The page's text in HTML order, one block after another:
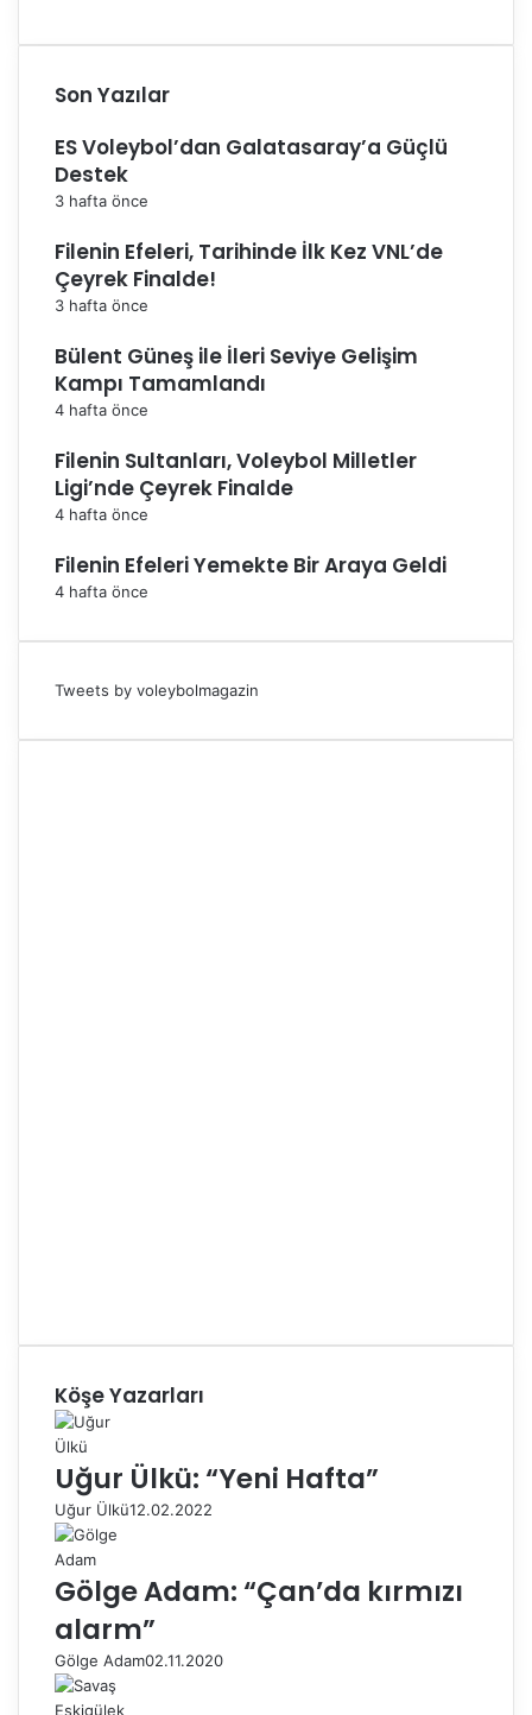
t
Son Yazılar
ES Voleybol’dan Galatasaray’a Güçlü
Destek
3 hafta önce
Filenin Efeleri, Tarihinde İlk Kez VNL’de
Çeyrek Finalde!
3 hafta önce
Bülent Güneş ile İleri Seviye Gelişim
Kampı Tamamlandı
4 hafta önce
Filenin Sultanları, Voleybol Milletler
Ligi’nde Çeyrek Finalde
4 hafta önce
Filenin Efeleri Yemekte Bir Araya Geldi
4 hafta önce
Tweets by voleybolmagazin
Köşe Yazarları
Uğur Ülkü: “Yeni Hafta”
Uğur Ülkü12.02.2022
Gölge Adam: “Çan’da kırmızı
alarm”
Gölge Adam02.11.2020